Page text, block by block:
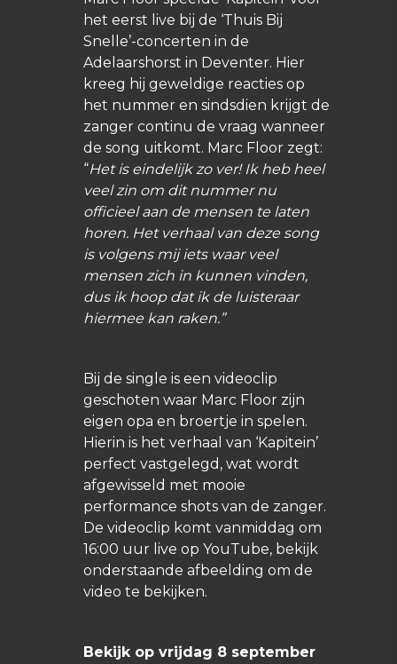
het eerst live bij de ‘Thuis Bij
Snelle’-concerten in de
Adelaarshorst in Deventer. Hier
kreeg hij geweldige reacties op
het nummer en sindsdien krijgt de
zanger continu de vraag wanneer
de song uitkomt. Marc Floor zegt:
“Het is eindelijk zo ver! Ik heb heel
veel zin om dit nummer nu
officieel aan de mensen te laten
horen. Het verhaal van deze song
is volgens mij iets waar veel
mensen zich in kunnen vinden,
dus ik hoop dat ik de luisteraar
hiermee kan raken.”
Bij de single is een videoclip
geschoten waar Marc Floor zijn
eigen opa en broertje in spelen.
Hierin is het verhaal van ‘Kapitein’
perfect vastgelegd, wat wordt
afgewisseld met mooie
performance shots van de zanger.
De videoclip komt vanmiddag om
16:00 uur live op YouTube, bekijk
onderstaande afbeelding om de
video te bekijken.
Bekijk op vrijdag 8 september